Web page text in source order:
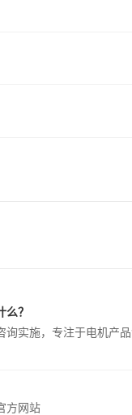
？
询实施，专注于电机产
方网站